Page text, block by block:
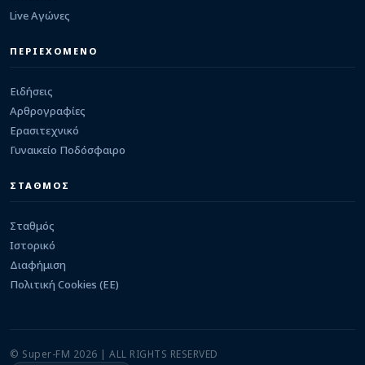
05/08/2026 · 23:29
Live Αγώνες
ΠΕΡΙΕΧΟΜΕΝΟ
Ειδήσεις
Αρθρογραφίες
Ερασιτεχνικό
Γυναικείο Ποδόσφαιρο
ΣΤΑΘΜΟΣ
Σταθμός
Ιστορικό
Διαφήμιση
Πολιτική Cookies (ΕΕ)
© Super-FM 2026 | ALL RIGHTS RESERVED